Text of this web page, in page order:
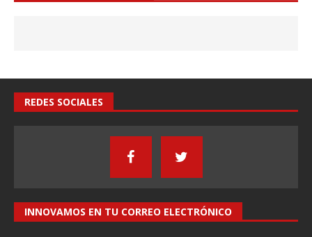
REDES SOCIALES
INNOVAMOS EN TU CORREO ELECTRÓNICO